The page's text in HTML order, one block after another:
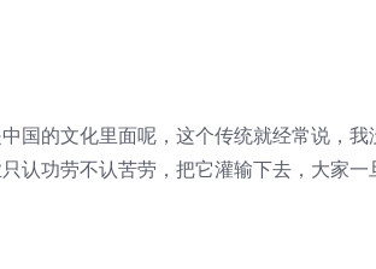
国的文化里面呢，这个传统就经常说，我
认功劳不认苦劳，把它灌输下去，大家一